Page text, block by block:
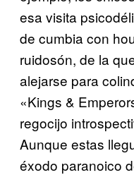
esa visita
de cumbia con
ruidosón, de la
alejarse para
«Kings &
regocijo
Aunque estas
éxodo paranoico